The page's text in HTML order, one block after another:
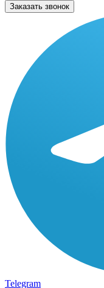
Заказать звонок
Telegram